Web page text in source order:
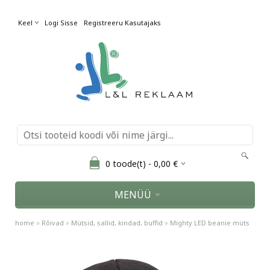
Keel Logi Sisse Registreeru Kasutajaks
0 toode(t) - 0,00 €
MENÜÜ
home » Rõivad » Mütsid, sallid, kindad, buffid » Mighty LED beanie müts